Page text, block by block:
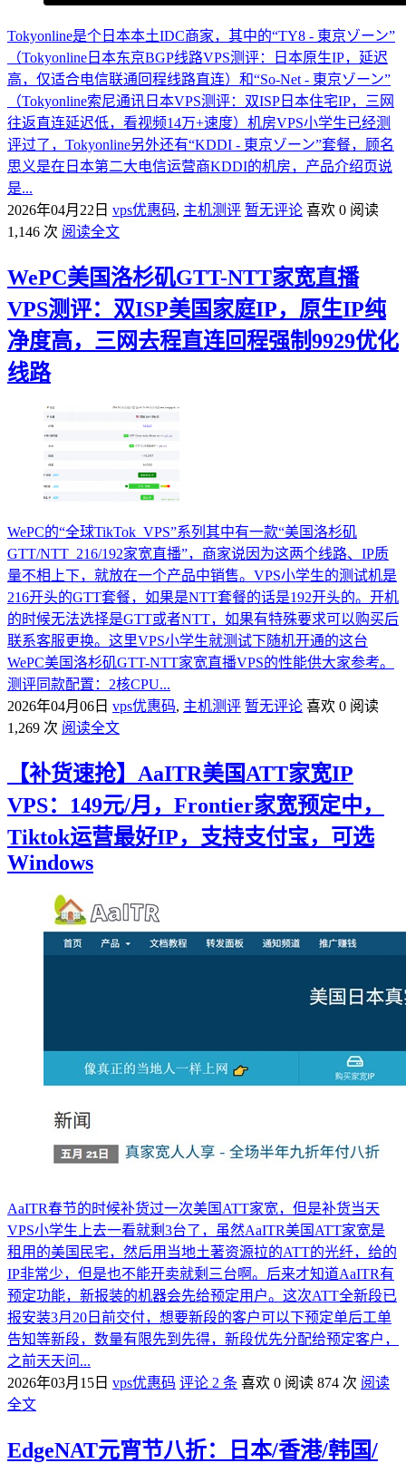
Tokyonline是个日本本土IDC商家，其中的“TY8 - 東京ゾーン”
（Tokyonline日本东京BGP线路VPS测评：日本原生IP，延迟
高，仅适合电信联通回程线路直连）和“So-Net - 東京ゾーン”
（Tokyonline索尼通讯日本VPS测评：双ISP日本住宅IP，三网
往返直连延迟低，看视频14万+速度）机房VPS小学生已经测
评过了，Tokyonline另外还有“KDDI - 東京ゾーン”套餐，顾名
思义是在日本第二大电信运营商KDDI的机房，产品介绍页说
是...
2026年04月22日 vps优惠码, 主机测评 暂无评论 喜欢 0 阅读
1,146 次 阅读全文
WePC美国洛杉矶GTT-NTT家宽直播
VPS测评：双ISP美国家庭IP，原生IP纯
净度高，三网去程直连回程强制9929优化
线路
WePC的“全球TikTok_VPS”系列其中有一款“美国洛杉矶
GTT/NTT_216/192家宽直播”，商家说因为这两个线路、IP质
量不相上下，就放在一个产品中销售。VPS小学生的测试机是
216开头的GTT套餐，如果是NTT套餐的话是192开头的。开机
的时候无法选择是GTT或者NTT，如果有特殊要求可以购买后
联系客服更换。这里VPS小学生就测试下随机开通的这台
WePC美国洛杉矶GTT-NTT家宽直播VPS的性能供大家参考。
测评同款配置：2核CPU...
2026年04月06日 vps优惠码, 主机测评 暂无评论 喜欢 0 阅读
1,269 次 阅读全文
【补货速抢】AaITR美国ATT家宽IP
VPS：149元/月，Frontier家宽预定中，
Tiktok运营最好IP，支持支付宝，可选
Windows
AaITR春节的时候补货过一次美国ATT家宽，但是补货当天
VPS小学生上去一看就剩3台了，虽然AaITR美国ATT家宽是
租用的美国民宅，然后用当地土著资源拉的ATT的光纤，给的
IP非常少，但是也不能开卖就剩三台啊。后来才知道AaITR有
预定功能，新报装的机器会先给预定用户。这次ATT全新段已
报安装3月20日前交付，想要新段的客户可以下预定单后工单
告知等新段，数量有限先到先得，新段优先分配给预定客户，
之前天天问...
2026年03月15日 vps优惠码 评论 2 条 喜欢 0 阅读 874 次 阅读
全文
EdgeNAT元宵节八折：日本/香港/韩国/